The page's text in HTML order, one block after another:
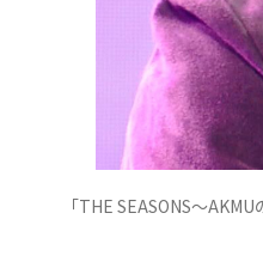
「THE SEASONS～